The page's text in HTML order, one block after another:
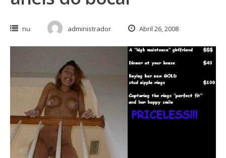
nu administrador Abril 26, 2008